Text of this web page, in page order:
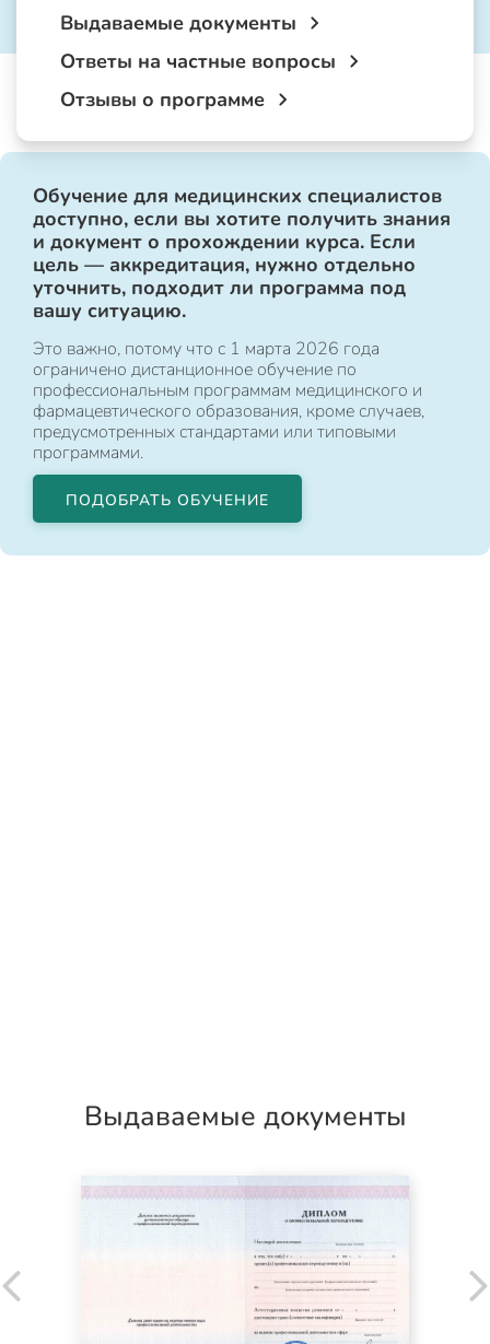
Выдаваемые документы
Ответы на частные вопросы
Отзывы о программе
Обучение для медицинских специалистов
доступно, если вы хотите получить знания
и документ о прохождении курса. Если
цель — аккредитация, нужно отдельно
уточнить, подходит ли программа под
вашу ситуацию.
Это важно, потому что с 1 марта 2026 года
ограничено дистанционное обучение по
профессиональным программам медицинского и
фармацевтического образования, кроме случаев,
предусмотренных стандартами или типовыми
программами.
ПОДОБРАТЬ ОБУЧЕНИЕ
Выдаваемые документы